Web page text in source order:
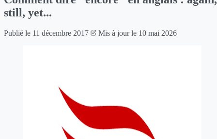
still, yet...
Publié le 11 décembre 2017 Mis à jour le 10 mai 2026